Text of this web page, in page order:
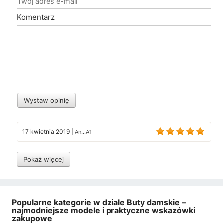
Komentarz
Wystaw opinię
17 kwietnia 2019 An...A1
Pokaż więcej
Popularne kategorie w dziale Buty damskie –
najmodniejsze modele i praktyczne wskazówki
zakupowe